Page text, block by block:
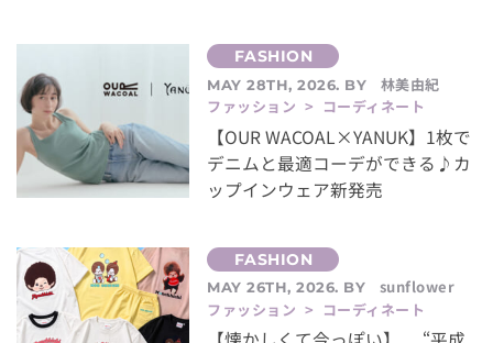
MAY 28TH, 2026. BY
林美由紀
ファッション > コーディネート
【OUR WACOAL×YANUK】1枚で
デニムと最適コーデができる♪カ
ップインウェア新発売
MAY 26TH, 2026. BY
sunflower
ファッション > コーディネート